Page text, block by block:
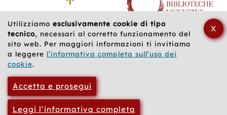
Utilizziamo esclusivamente cookie di tipo
tecnico, necessari al corretto funzionamento del
sito web. Per maggiori informazioni ti invitiamo
a leggere l’informativa completa sull’uso dei
cookie.
Accetta e prosegui
Leggi l’informativa completa
X